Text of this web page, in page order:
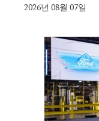
2026년 08월 07일